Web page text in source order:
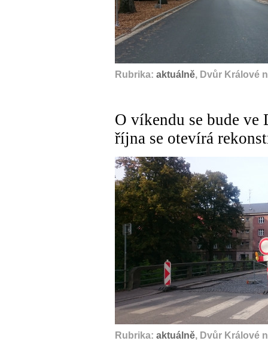
Rubrika: aktuálně, Dvůr Králové
O víkendu se bude
října se otevírá
Rubrika: aktuálně, Dvůr Králové